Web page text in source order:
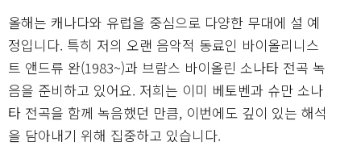
올해는 캐나다와 유럽을 중심으로 다양한 무대에 설 예
정입니다. 특히 저의 오랜 음악적 동료인 바이올리니스
트 앤드류 완(1983~)과 브람스 바이올린 소나타 전곡 녹
음을 준비하고 있어요. 저희는 이미 베토벤과 슈만 소나
타 전곡을 함께 녹음했던 만큼, 이번에도 깊이 있는 해석
을 담아내기 위해 집중하고 있습니다.